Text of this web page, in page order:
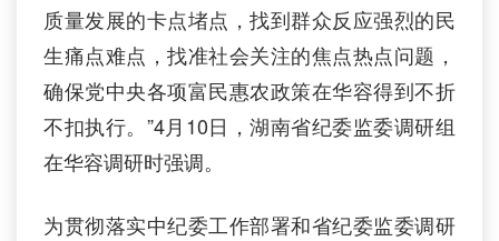
质量发展的卡点堵点，找到群众反应强烈的民
生痛点难点，找准社会关注的焦点热点问题，
确保党中央各项富民惠农政策在华容得到不折
不扣执行。”4月10日，湖南省纪委监委调研组
在华容调研时强调。
为贯彻落实中纪委工作部署和省纪委监委调研